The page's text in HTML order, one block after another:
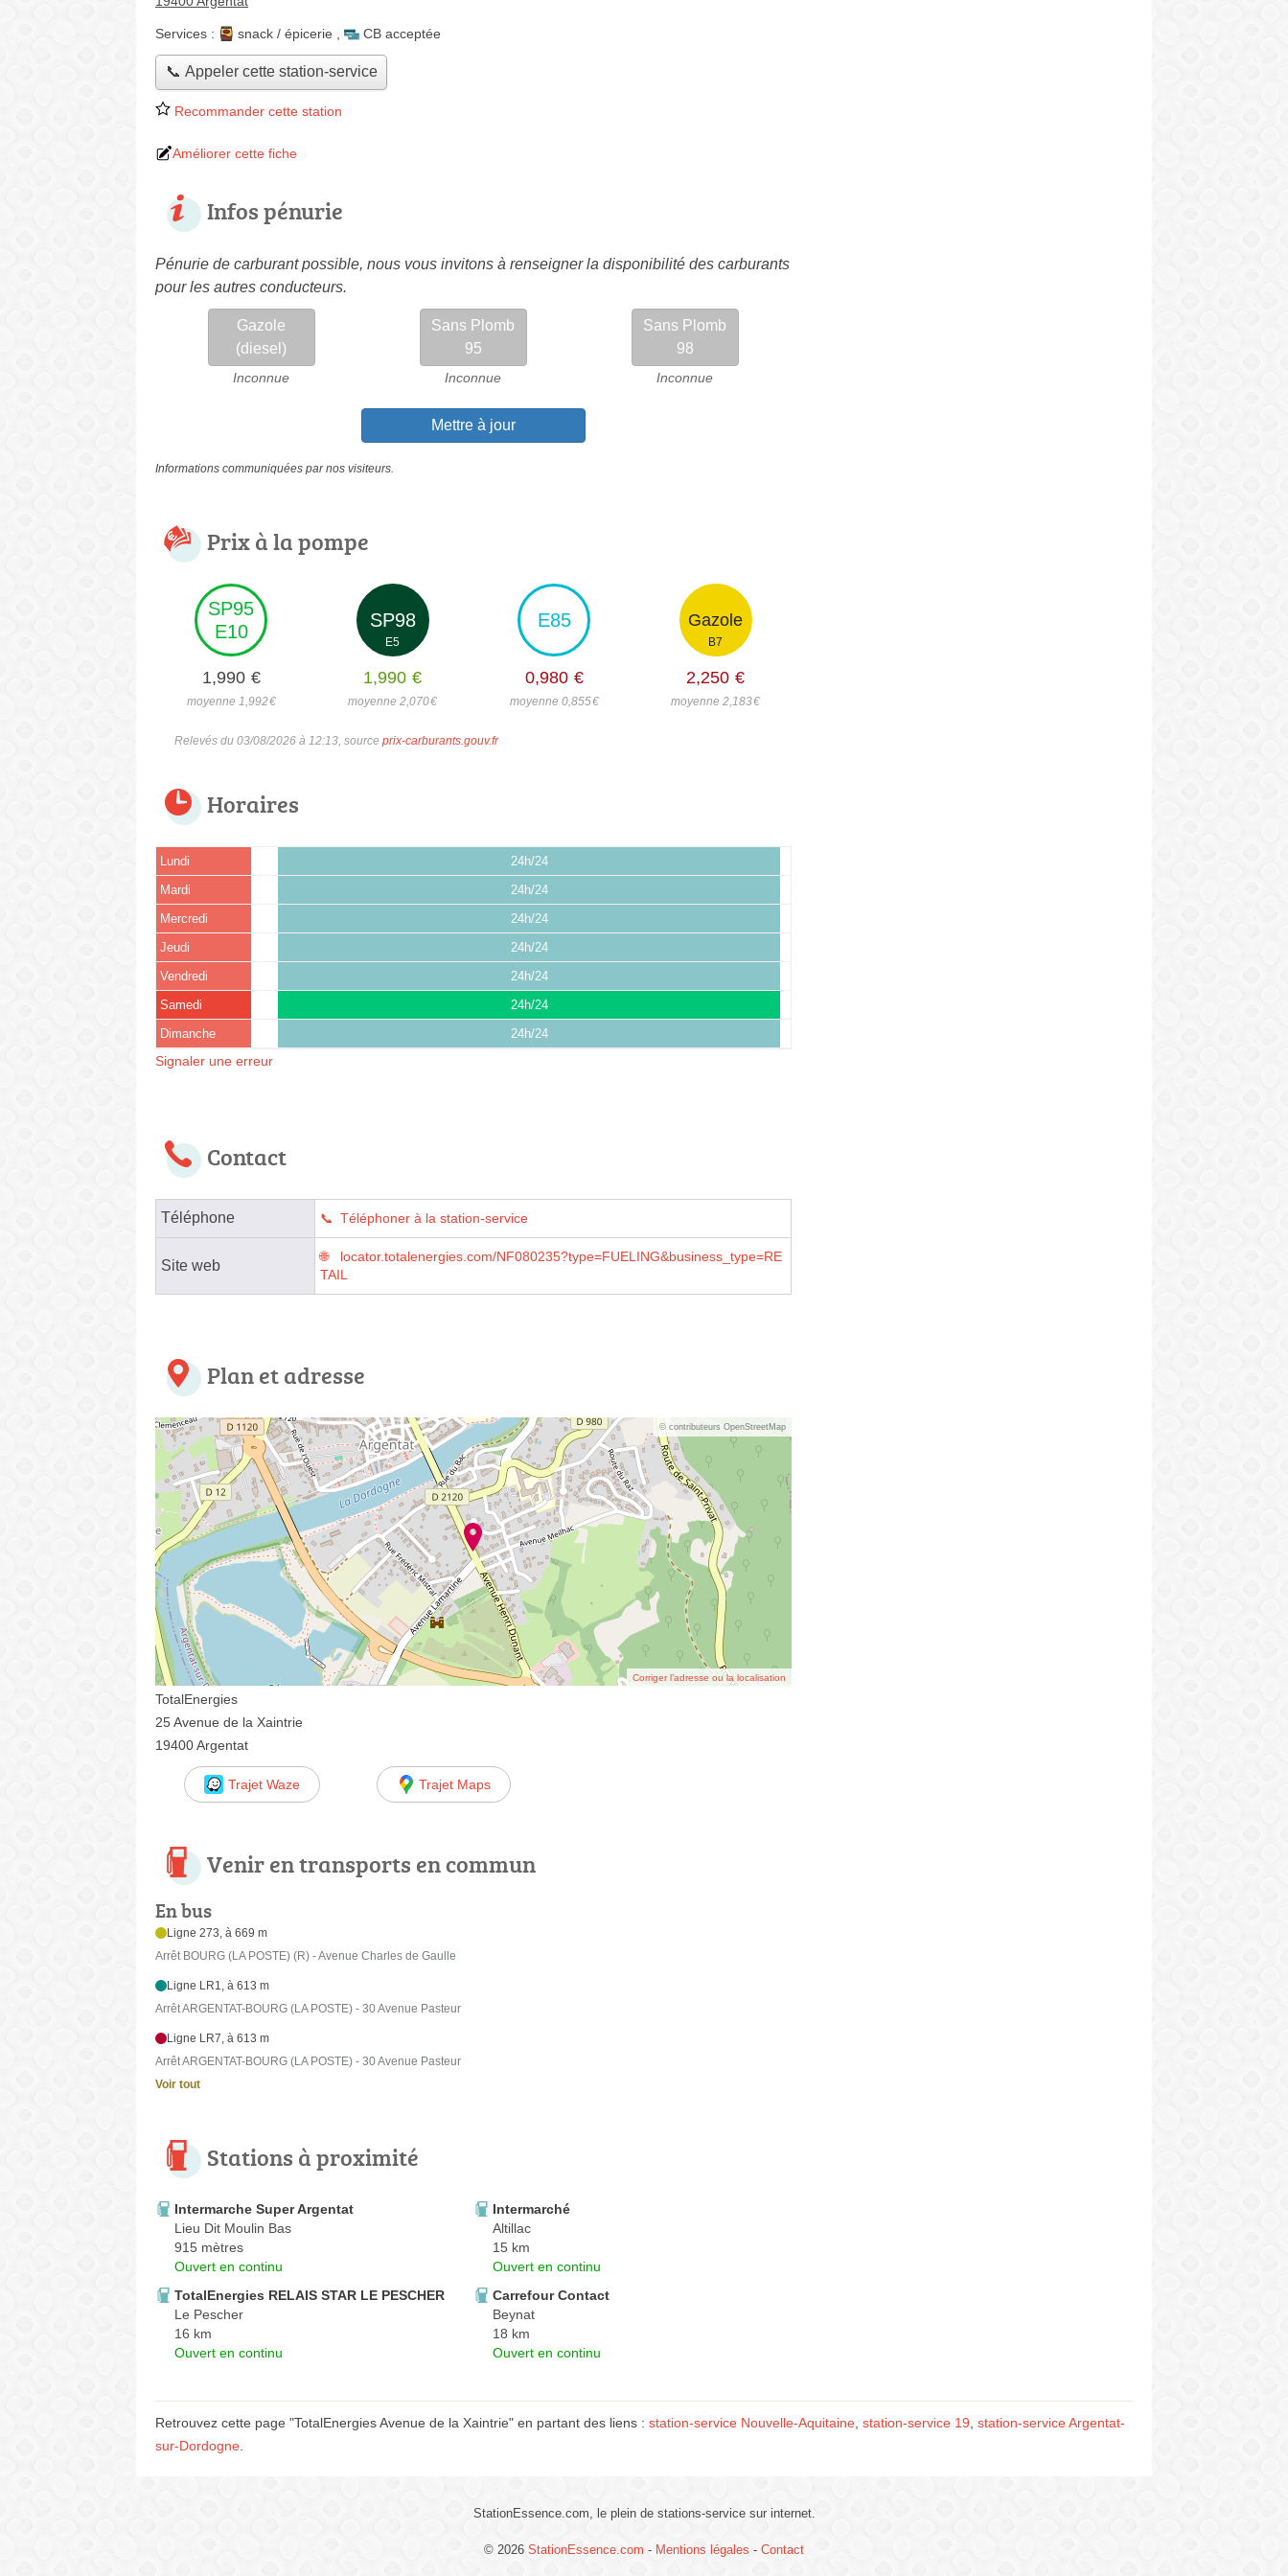
Services : snack / épicerie CB acceptée
📞 Appeler cette station-service
Recommander cette station
Améliorer cette fiche
Infos pénurie
Pénurie de carburant possible, nous vous invitons à renseigner la disponibilité des carburants
pour les autres conducteurs.
Gazole
(diesel)
Inconnue
Sans Plomb
95
Inconnue
Sans Plomb
98
Inconnue
Mettre à jour
Informations communiquées par nos visiteurs.
Prix à la pompe
SP95
E10
1,990 €
moyenne 1,992€
SP98
E5
1,990 €
moyenne 2,070€
E85
0,980 €
moyenne 0,855€
Gazole
B7
2,250 €
moyenne 2,183€
Relevés du 03/08/2026 à 12:13, source prix-carburants.gouv.fr
Horaires
Lundi 24h/24
Mardi 24h/24
Mercredi 24h/24
Jeudi 24h/24
Vendredi 24h/24
Samedi 24h/24
Dimanche 24h/24
Signaler une erreur
Contact
Téléphone Téléphoner à la station-service
Site web
locator.totalenergies.com/NF080235?type=FUELING&business_type=RE
TAIL
Plan et adresse
© contributeurs OpenStreetMap
Corriger l’adresse ou la localisation
TotalEnergies
25 Avenue de la Xaintrie
19400 Argentat
Trajet Waze Trajet Maps
Venir en transports en commun
En bus
Ligne 273, à 669 m
Arrêt BOURG (LA POSTE) (R) - Avenue Charles de Gaulle
Ligne LR1, à 613 m
Arrêt ARGENTAT-BOURG (LA POSTE) - 30 Avenue Pasteur
Ligne LR7, à 613 m
Arrêt ARGENTAT-BOURG (LA POSTE) - 30 Avenue Pasteur
Voir tout
Stations à proximité
Intermarche Super Argentat
Lieu Dit Moulin Bas
915 mètres
Ouvert en continu
Intermarché
Altillac
15 km
Ouvert en continu
TotalEnergies RELAIS STAR LE PESCHER
Le Pescher
16 km
Ouvert en continu
Carrefour Contact
Beynat
18 km
Ouvert en continu
Retrouvez cette page "TotalEnergies Avenue de la Xaintrie" en partant des liens : station-service Nouvelle-Aquitaine station-service 19 station-service Argentat-
sur-Dordogne
StationEssence.com, le plein de stations-service sur internet.
© 2026 StationEssence.com - Mentions légales - Contact